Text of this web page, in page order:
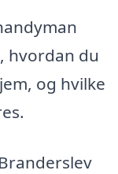
hvordan du
og hvilke